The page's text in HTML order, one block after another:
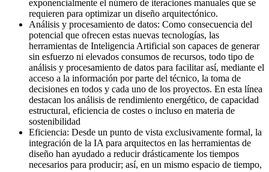
exponencialmente el número de iteraciones manuales que se
requieren para optimizar un diseño arquitectónico.
Análisis y procesamiento de datos: Como consecuencia del
potencial que ofrecen estas nuevas tecnologías, las
herramientas de Inteligencia Artificial son capaces de generar
sin esfuerzo ni elevados consumos de recursos, todo tipo de
análisis y procesamiento de datos para facilitar así, mediante el
acceso a la información por parte del técnico, la toma de
decisiones en todos y cada uno de los proyectos. En esta línea
destacan los análisis de rendimiento energético, de capacidad
estructural, eficiencia de costes o incluso en materia de
sostenibilidad
Eficiencia: Desde un punto de vista exclusivamente formal, la
integración de la IA para arquitectos en las herramientas de
diseño han ayudado a reducir drásticamente los tiempos
necesarios para producir; así, en un mismo espacio de tiempo,